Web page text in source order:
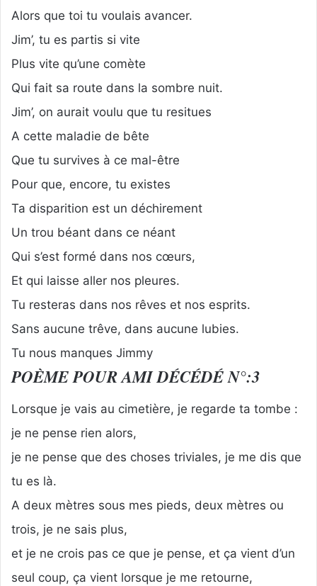
Alors que toi tu voulais avancer.
Jim’, tu es partis si vite
Plus vite qu’une comète
Qui fait sa route dans la sombre nuit.
Jim’, on aurait voulu que tu resitues
A cette maladie de bête
Que tu survives à ce mal-être
Pour que, encore, tu existes
Ta disparition est un déchirement
Un trou béant dans ce néant
Qui s’est formé dans nos cœurs,
Et qui laisse aller nos pleures.
Tu resteras dans nos rêves et nos esprits.
Sans aucune trêve, dans aucune lubies.
Tu nous manques Jimmy
POÈME POUR AMI DÉCÉDÉ N°:3
Lorsque je vais au cimetière, je regarde ta tombe :
je ne pense rien alors,
je ne pense que des choses triviales, je me dis que
tu es là.
A deux mètres sous mes pieds, deux mètres ou
trois, je ne sais plus,
et je ne crois pas ce que je pense, et ça vient d’un
seul coup, ça vient lorsque je me retourne,